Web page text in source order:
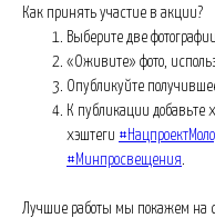
Как принять участие в акции?
Выберите две
«Оживите» фото,
Опубликуйте
К публикации добавьте
хэштеги
#Минпросвещения.
Лучшие работы мы покажем на